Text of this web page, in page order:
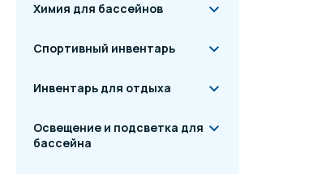
Химия для бассейнов
Спортивный инвентарь
Инвентарь для отдыха
Освещение и подсветка для
бассейна